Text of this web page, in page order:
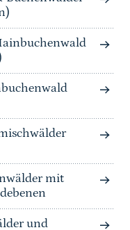
mit
und